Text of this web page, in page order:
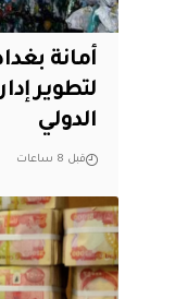
أمانة
لتطوير
الدولي
قبل 8 ساعات